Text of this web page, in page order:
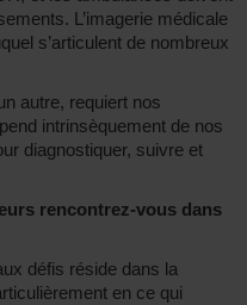
L’imagerie médicale
s’articulent de nombreux
autre, requiert nos
intrinsèquement de nos
diagnostiquer, suivre et
rencontrez-vous dans
défis réside dans la
en ce qui